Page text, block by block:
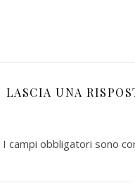
LASCIA UNA
I campi obbligatori sono